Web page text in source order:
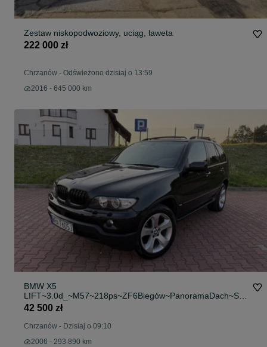
Zestaw niskopodwoziowy, uciąg, laweta
222 000 zł
Chrzanów - Odświeżono dzisiaj o 13:59
2016 - 645 000 km
BMW X5
LIFT~3.0d_~M57~218ps~ZF6Biegów~PanoramaDach~Skr
ętnyBiXenon~Oryginał~
42 500 zł
Chrzanów - Dzisiaj o 09:10
2006 - 293 890 km